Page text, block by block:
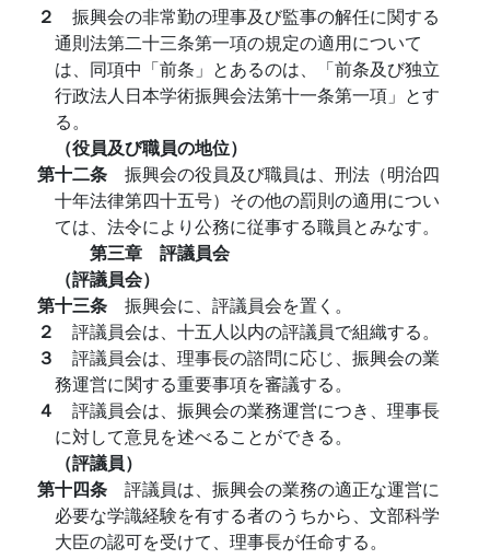
２ 振興会の非常勤の理事及び監事の解任に関する
通則法第二十三条第一項の規定の適用について
は、同項中「前条」とあるのは、「前条及び独立
行政法人日本学術振興会法第十一条第一項」とす
る。
（役員及び職員の地位）
第十二条 振興会の役員及び職員は、刑法（明治四
十年法律第四十五号）その他の罰則の適用につい
ては、法令により公務に従事する職員とみなす。
第三章 評議員会
（評議員会）
第十三条 振興会に、評議員会を置く。
２ 評議員会は、十五人以内の評議員で組織する。
３ 評議員会は、理事長の諮問に応じ、振興会の業
務運営に関する重要事項を審議する。
４ 評議員会は、振興会の業務運営につき、理事長
に対して意見を述べることができる。
（評議員）
第十四条 評議員は、振興会の業務の適正な運営に
必要な学識経験を有する者のうちから、文部科学
大臣の認可を受けて、理事長が任命する。